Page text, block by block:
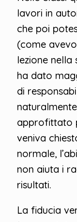
lavori in
che poi
(come
lezione
ha dato
di
approfittato
veniva
normale,
non aiuta i
risultati.
La fiducia